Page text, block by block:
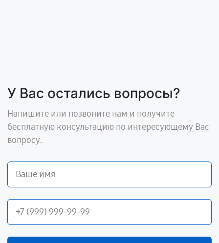
У Вас остались вопросы?
Напишите или позвоните нам и получите
бесплатную консультацию по интересующему Вас
вопросу.